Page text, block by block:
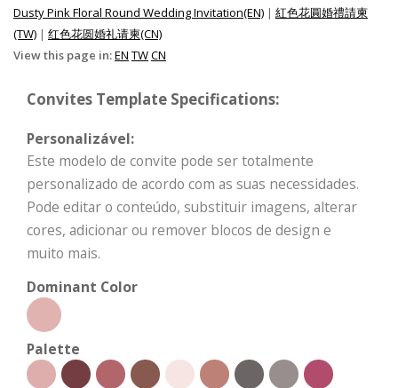
Dusty Pink Floral Round Wedding Invitation(EN) | 紅色花圓婚禮請柬
(TW) | 红色花圆婚礼请柬(CN)
View this page in:EN TWCN
Convites Template Specifications:
Personalizável:
Este modelo de convite pode ser totalmente
personalizado de acordo com as suas necessidades.
Pode editar o conteúdo, substituir imagens, alterar
cores, adicionar ou remover blocos de design e
muito mais.
Dominant Color
Palette